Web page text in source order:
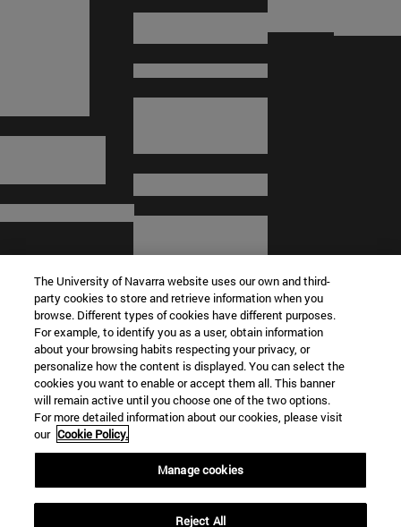
© Universidad de Navarra
Información legal
Términos y condiciones
Accesibilidad
Configuración de cookies
Localizador de campus
The University of Navarra website uses our own and third-
party cookies to store and retrieve information when you
browse. Different types of cookies have different purposes.
For example, to identify you as a user, obtain information
about your browsing habits respecting your privacy, or
personalize how the content is displayed. You can select the
cookies you want to enable or accept them all. This banner
will remain active until you choose one of the two options.
For more detailed information about our cookies, please visit
our Cookie Policy.
Manage cookies
Reject All